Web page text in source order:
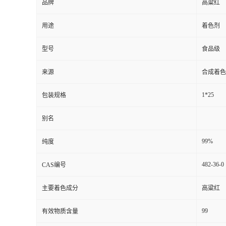
品牌 高粱红
用途 着色剂
型号 食品级
来源 合成着
包装规格 1*25
别名
纯度 99%
CAS编号 482-36-0
主要着色成分 高粱红
有效物质含量 99